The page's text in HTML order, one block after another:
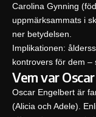
Carolina Gynning
uppmärksammats i
ner betydelsen.
Implikationen:
kontrovers för dem –
Vem var
Oscar Engelbert är
(Alicia och Adele).